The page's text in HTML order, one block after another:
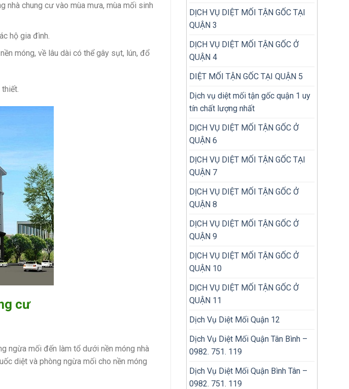
nhà chung cư vào mùa mưa, mùa mối sinh
hộ gia đình.
móng, về lâu dài có thể gây sụt, lún, đổ
cư
ngừa mối đến làm tổ dưới nền móng nhà
diệt và phòng ngừa mối cho nền móng
DỊCH VỤ DIỆT MỐI TẬN GỐC TẠI
QUẬN 3
DỊCH VỤ DIỆT MỐI TẬN GỐC Ở
QUẬN 4
DIỆT MỐI TẬN GỐC TẠI QUẬN 5
Dịch vụ diệt mối tận gốc quận 1 uy
tín chất lượng nhất
DỊCH VỤ DIỆT MỐI TẬN GỐC Ở
QUẬN 6
DỊCH VỤ DIỆT MỐI TẬN GỐC TẠI
QUẬN 7
DỊCH VỤ DIỆT MỐI TẬN GỐC Ở
QUẬN 8
DỊCH VỤ DIỆT MỐI TẬN GỐC Ở
QUẬN 9
DỊCH VỤ DIỆT MỐI TẬN GỐC Ở
QUẬN 10
DỊCH VỤ DIỆT MỐI TẬN GỐC Ở
QUẬN 11
Dịch Vụ Diệt Mối Quận 12
Dịch Vụ Diệt Mối Quận Tân Bình –
0982. 751. 119
Dịch Vụ Diệt Mối Quận Bình Tân –
0982. 751. 119